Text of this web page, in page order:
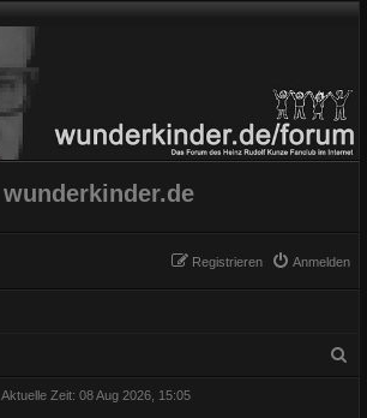
wunderkinder.de
Anmelden
Registrieren
Aktuelle Zeit: 08 Aug 2026, 15:05